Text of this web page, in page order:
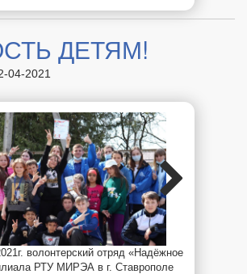
ДЕТЯМ!
04-2021
волонтерский отряд «Надёжное
РТУ МИРЭА в г. Ставрополе